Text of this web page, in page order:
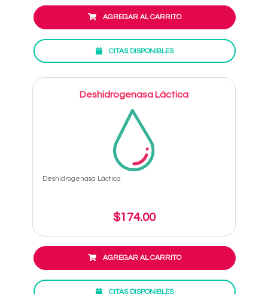
AGREGAR AL CARRITO
CITAS DISPONIBLES
Deshidrogenasa Láctica
Deshidrogenasa Láctica
$174.00
AGREGAR AL CARRITO
CITAS DISPONIBLES